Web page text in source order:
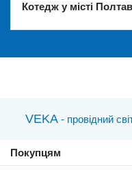
Котедж у місті
VEKA - провідний
Покупцям